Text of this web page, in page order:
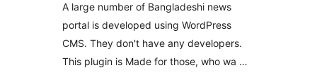
A large number of Bangladeshi news
portal is developed using WordPress
CMS. They don't have any developers.
This plugin is Made for those, who wa …